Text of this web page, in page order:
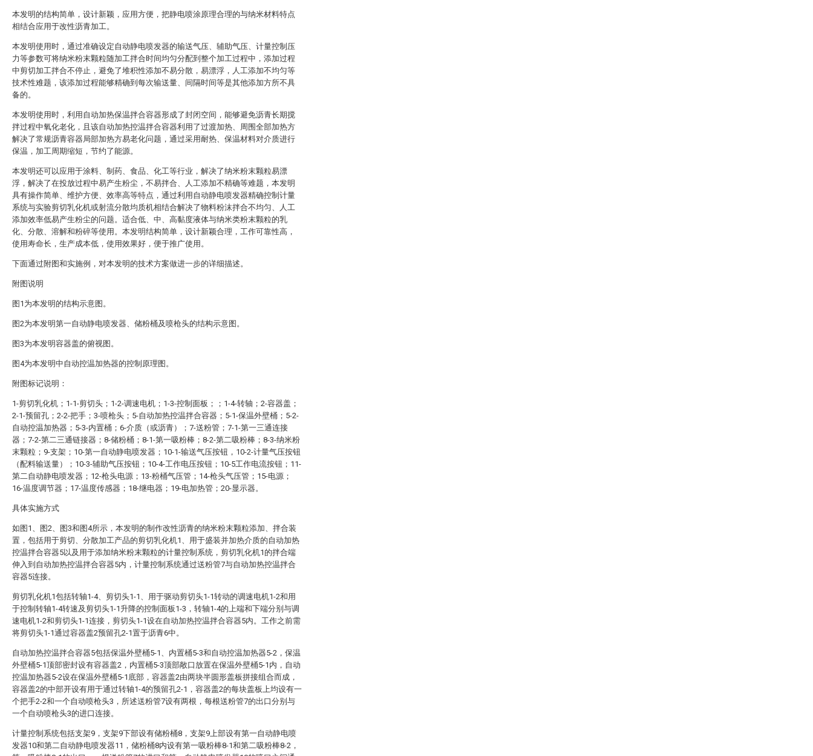
本发明的结构简单，设计新颖，应用方便，把静电喷涂原理合理的与纳米材料特点
相结合应用于改性沥青加工。
本发明使用时，通过准确设定自动静电喷发器的输送气压、辅助气压、计量控制压
力等参数可将纳米粉末颗粒随加工拌合时间均匀分配到整个加工过程中，添加过程
中剪切加工拌合不停止，避免了堆积性添加不易分散，易漂浮，人工添加不均匀等
技术性难题，该添加过程能够精确到每次输送量、间隔时间等是其他添加方所不具
备的。
本发明使用时，利用自动加热保温拌合容器形成了封闭空间，能够避免沥青长期搅
拌过程中氧化老化，且该自动加热控温拌合容器利用了过渡加热、周围全部加热方
解决了常规沥青容器局部加热方易老化问题，通过采用耐热、保温材料对介质进行
保温，加工周期缩短，节约了能源。
本发明还可以应用于涂料、制药、食品、化工等行业，解决了纳米粉末颗粒易漂
浮，解决了在投放过程中易产生粉尘，不易拌合、人工添加不精确等难题，本发明
具有操作简单、维护方便、效率高等特点，通过利用自动静电喷发器精确控制计量
系统与实验剪切乳化机或射流分散均质机相结合解决了物料粉沫拌合不均匀、人工
添加效率低易产生粉尘的问题。适合低、中、高黏度液体与纳米类粉末颗粒的乳
化、分散、溶解和粉碎等使用。本发明结构简单，设计新颖合理，工作可靠性高，
使用寿命长，生产成本低，使用效果好，便于推广使用。
下面通过附图和实施例，对本发明的技术方案做进一步的详细描述。
附图说明
图1为本发明的结构示意图。
图2为本发明第一自动静电喷发器、储粉桶及喷枪头的结构示意图。
图3为本发明容器盖的俯视图。
图4为本发明中自动控温加热器的控制原理图。
附图标记说明：
1-剪切乳化机；1-1-剪切头；1-2-调速电机；1-3-控制面板；；1-4-转轴；2-容器盖；
2-1-预留孔；2-2-把手；3-喷枪头；5-自动加热控温拌合容器；5-1-保温外壁桶；5-2-
自动控温加热器；5-3-内置桶；6-介质（或沥青）；7-送粉管；7-1-第一三通连接
器；7-2-第二三通链接器；8-储粉桶；8-1-第一吸粉棒；8-2-第二吸粉棒；8-3-纳米粉
末颗粒；9-支架；10-第一自动静电喷发器；10-1-输送气压按钮，10-2-计量气压按钮
（配料输送量）；10-3-辅助气压按钮；10-4-工作电压按钮；10-5工作电流按钮；11-
第二自动静电喷发器；12-枪头电源；13-粉桶气压管；14-枪头气压管；15-电源；
16-温度调节器；17-温度传感器；18-继电器；19-电加热管；20-显示器。
具体实施方式
如图1、图2、图3和图4所示，本发明的制作改性沥青的纳米粉末颗粒添加、拌合装
置，包括用于剪切、分散加工产品的剪切乳化机1、用于盛装并加热介质的自动加热
控温拌合容器5以及用于添加纳米粉末颗粒的计量控制系统，剪切乳化机1的拌合端
伸入到自动加热控温拌合容器5内，计量控制系统通过送粉管7与自动加热控温拌合
容器5连接。
剪切乳化机1包括转轴1-4、剪切头1-1、用于驱动剪切头1-1转动的调速电机1-2和用
于控制转轴1-4转速及剪切头1-1升降的控制面板1-3，转轴1-4的上端和下端分别与调
速电机1-2和剪切头1-1连接，剪切头1-1设在自动加热控温拌合容器5内。工作之前需
将剪切头1-1通过容器盖2预留孔2-1置于沥青6中。
自动加热控温拌合容器5包括保温外壁桶5-1、内置桶5-3和自动控温加热器5-2，保温
外壁桶5-1顶部密封设有容器盖2，内置桶5-3顶部敞口放置在保温外壁桶5-1内，自动
控温加热器5-2设在保温外壁桶5-1底部，容器盖2由两块半圆形盖板拼接组合而成，
容器盖2的中部开设有用于通过转轴1-4的预留孔2-1，容器盖2的每块盖板上均设有一
个把手2-2和一个自动喷枪头3，所述送粉管7设有两根，每根送粉管7的出口分别与
一个自动喷枪头3的进口连接。
计量控制系统包括支架9，支架9下部设有储粉桶8，支架9上部设有第一自动静电喷
发器10和第二自动静电喷发器11，储粉桶8内设有第一吸粉棒8-1和第二吸粉棒8-2，